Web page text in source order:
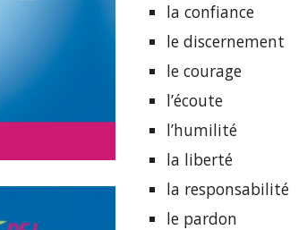
la confiance
le discernement
le courage
l’écoute
l’humilité
la liberté
la responsabilité
le pardon